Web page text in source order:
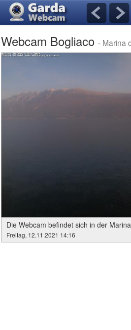
Webcam Bogliaco - Marina
Die Webcam befindet sich in der
Freitag, 12.11.2021 14:16